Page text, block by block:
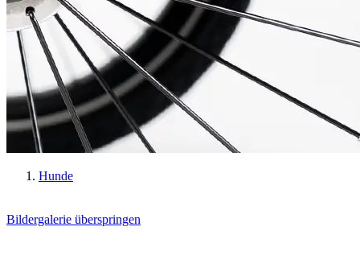
Hunde
Bildergalerie überspringen